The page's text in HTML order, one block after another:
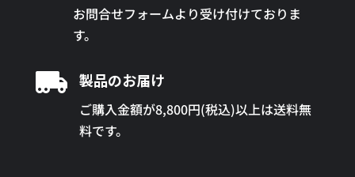
お問合せフォームより受け付けておりま
す。
 製品のお届け
ご購入金額が8,800円(税込)以上は送料無
料です。